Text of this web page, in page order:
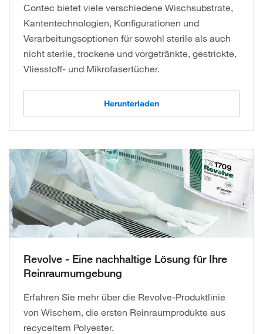
Contec bietet viele verschiedene Wischsubstrate,
Kanten­technologien, Konfigurationen und
Verarbeitungsoptionen für sowohl sterile als auch
nicht sterile, trockene und vorgetränkte, gestrickte,
Vliesstoff- und Mikrofasertücher.
Herunterladen
Revolve - Eine nachhaltige Lösung für Ihre
Reinraumumgebung
Erfahren Sie mehr über die Revolve-Produktlinie
von Wischern, die ersten Reinraumprodukte aus
recyceltem Polyester.